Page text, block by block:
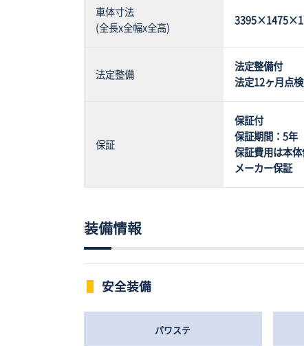
車体寸法
(全長x全幅x全高)
法定整備
法定整備付
法定12ヶ月点
保証
保証付
保証期間：5
保証費用は本
メーカー保証
装備情報
安全装備
パワステ